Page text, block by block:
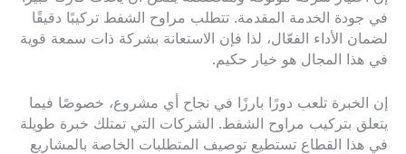
في جودة الخدمة المقدمة. تتطلب مراوح الشفط تركيبًا دقيقًا
لضمان الأداء الفعّال، لذا فإن الاستعانة بشركة ذات سمعة قوية
في هذا المجال هو خيار حكيم.
إن الخبرة تلعب دورًا بارزًا في نجاح أي مشروع، خصوصًا فيما
يتعلق بتركيب مراوح الشفط. الشركات التي تمتلك خبرة طويلة
في هذا القطاع تستطيع توصيف المتطلبات الخاصة بالمشاريع